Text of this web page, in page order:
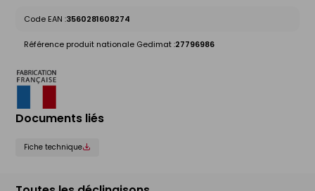
Code EAN :3560281608274
Référence produit nationale Gedimat :27796986
Documents liés
Fiche technique